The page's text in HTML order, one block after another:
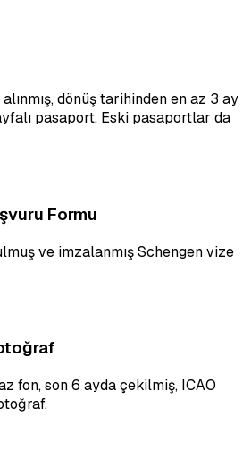
dönüş tarihinden en az 3 ay
pasaport. Eski pasaportlar da
Formu
ve imzalanmış Schengen vize
fon, son 6 ayda çekilmiş, ICAO